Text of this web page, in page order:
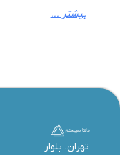
بیشتر ...
تهران، بلوار